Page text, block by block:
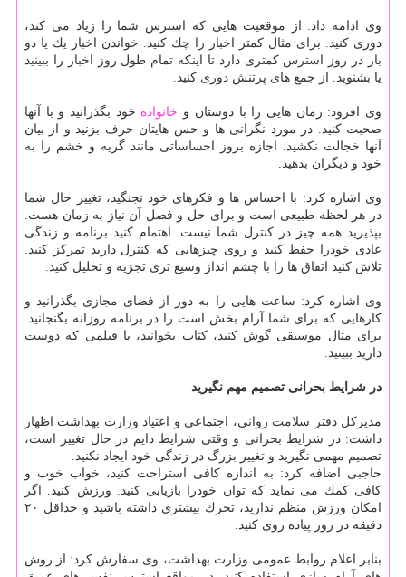
وی ادامه داد: از موقعیت هایی كه استرس شما را زیاد می كند،
دوری كنید. برای مثال كمتر اخبار را چك كنید. خواندن اخبار یك یا دو
بار در روز استرس كمتری دارد تا اینكه تمام طول روز اخبار را ببینید
یا بشنوید. از جمع های پرتنش دوری كنید.
وی افزود: زمان هایی را با دوستان و خانواده خود بگذرانید و با آنها
صحبت كنید. در مورد نگرانی ها و حس هایتان حرف بزنید و از بیان
آنها خجالت نكشید. اجازه بروز احساساتی مانند گریه و خشم را به
خود و دیگران بدهید.
وی اشاره كرد: با احساس ها و فكرهای خود نجنگید، تغییر حال شما
در هر لحظه طبیعی است و برای حل و فصل آن نیاز به زمان هست.
بپذیرید همه چیز در كنترل شما نیست. اهتمام كنید برنامه و زندگی
عادی خودرا حفظ كنید و روی چیزهایی كه كنترل دارید تمركز كنید.
تلاش كنید اتفاق ها را با چشم انداز وسیع تری تجزیه و تحلیل كنید.
وی اشاره كرد: ساعت هایی را به دور از فضای مجازی بگذرانید و
كارهایی كه برای شما آرام بخش است را در برنامه روزانه بگنجانید.
برای مثال موسیقی گوش كنید، كتاب بخوانید، یا فیلمی كه دوست
دارید ببینید.
در شرایط بحرانی تصمیم مهم نگیرید
مدیركل دفتر سلامت روانی، اجتماعی و اعتیاد وزارت بهداشت اظهار
داشت: در شرایط بحرانی و وقتی شرایط دایم در حال تغییر است،
تصمیم مهمی نگیرید و تغییر بزرگ در زندگی خود ایجاد نكنید.
حاجبی اضافه كرد: به اندازه كافی استراحت كنید، خواب خوب و
كافی كمك می نماید كه توان خودرا بازیابی كنید. ورزش كنید. اگر
امكان ورزش منظم ندارید، تحرك بیشتری داشته باشید و حداقل ۲۰
دقیقه در روز پیاده روی كنید.
بنابر اعلام روابط عمومی وزارت بهداشت، وی سفارش كرد: از روش